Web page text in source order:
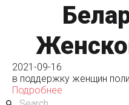
2021-09-16
в поддержку женщин
Подробнее